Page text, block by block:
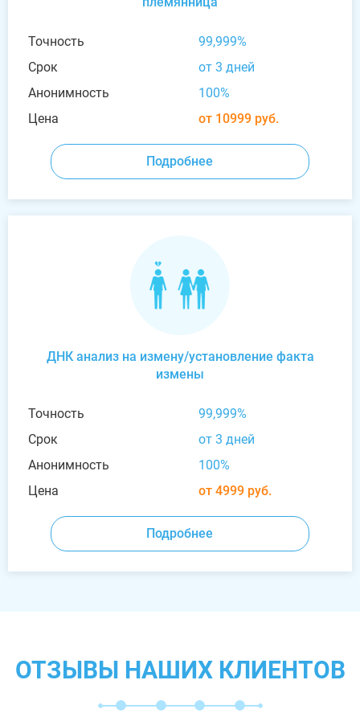
Точность
99,999%
Срок
от 3 дней
Анонимность
100%
Цена
от 10999 руб.
Подробнее
ДНК анализ на измену/установление факта
измены
Точность
99,999%
Срок
от 3 дней
Анонимность
100%
Цена
от 4999 руб.
Подробнее
ОТЗЫВЫ НАШИХ КЛИЕНТОВ